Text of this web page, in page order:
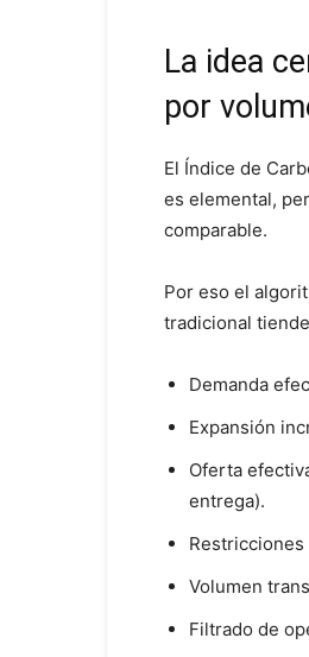
La idea
por
El Índice de
es elemental,
comparable.
Por eso el
tradicional
Demanda
Expansión
Oferta
entrega).
Volumen
Filtrado de